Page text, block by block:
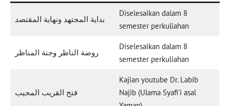
بداية المجتهد ونهاية المقتصد
Diselesaikan dalam 8
semester perkuliahan
روضة الناظر وجنة المناظر
Diselesaikan dalam 8
semester perkuliahan
فتح القريب المجيب
Kajian youtube Dr. Labib
Najib (Ulama Syafi’i asal